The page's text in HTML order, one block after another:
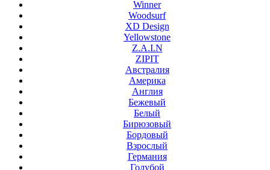
Winner
Woodsurf
XD Design
Yellowstone
Z.A.I.N
ZIPIT
Австралия
Америка
Англия
Бежевый
Белый
Бирюзовый
Бордовый
Взрослый
Германия
Голубой